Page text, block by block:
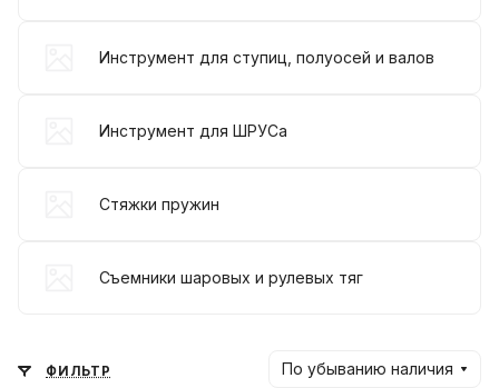
Инструмент для ступиц, полуосей и валов
Инструмент для ШРУСа
Стяжки пружин
Съемники шаровых и рулевых тяг
ФИЛЬТР По убыванию наличия